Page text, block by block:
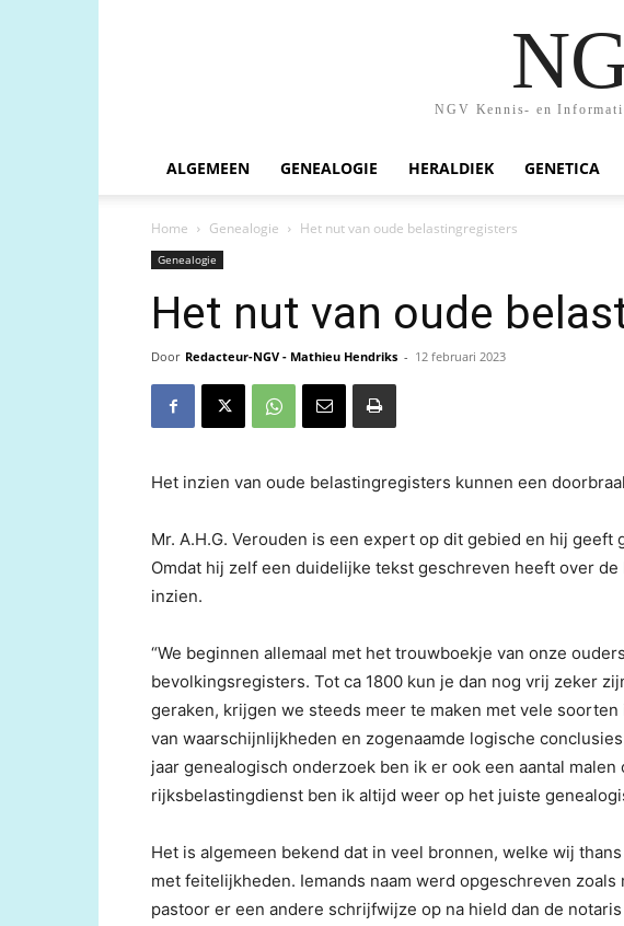
NGV Kennis- en
ALGEMEEN GENEALOGIE HERALDIEK GENETICA
Home Genealogie Het nut van oude belastingregisters
Genealogie
Het nut van oude
Door Redacteur-NGV - Mathieu Hendriks - 12 februari 2023
Het inzien van oude belastingregisters kunnen een
Mr. A.H.G. Verouden is een expert op dit gebied en hij
Omdat hij zelf een duidelijke tekst geschreven heeft over
inzien.
“We beginnen allemaal met het trouwboekje van onze
bevolkingsregisters. Tot ca 1800 kun je dan nog vrij zeker
geraken, krijgen we steeds meer te maken met vele
van waarschijnlijkheden en zogenaamde logische
jaar genealogisch onderzoek ben ik er ook een aantal
rijksbelastingdienst ben ik altijd weer op het juiste
Het is algemeen bekend dat in veel bronnen, welke wij
met feitelijkheden. Iemands naam werd opgeschreven
pastoor er een andere schrijfwijze op na hield dan de